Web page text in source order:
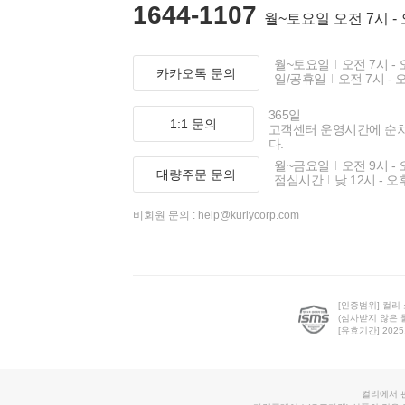
1644-1107 월~토요일 오전 7시 -
카카오톡 문의
월~토요일
오전 7시 -
일/공휴일
오전 7시 -
1:1 문의
365일
고객센터 운영시간에 순
다.
대량주문 문의
월~금요일
오전 9시 -
점심시간
낮 12시 - 오
비회원 문의 : help@kurlycorp.com
[인증범위] 컬리
(심사받지 않은
[유효기간]
컬리에서